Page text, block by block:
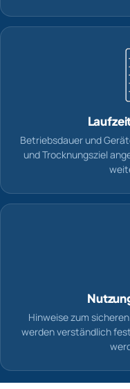
Betriebsdauer und
und Trocknungsziel
Hinweise zum
werden verständlich